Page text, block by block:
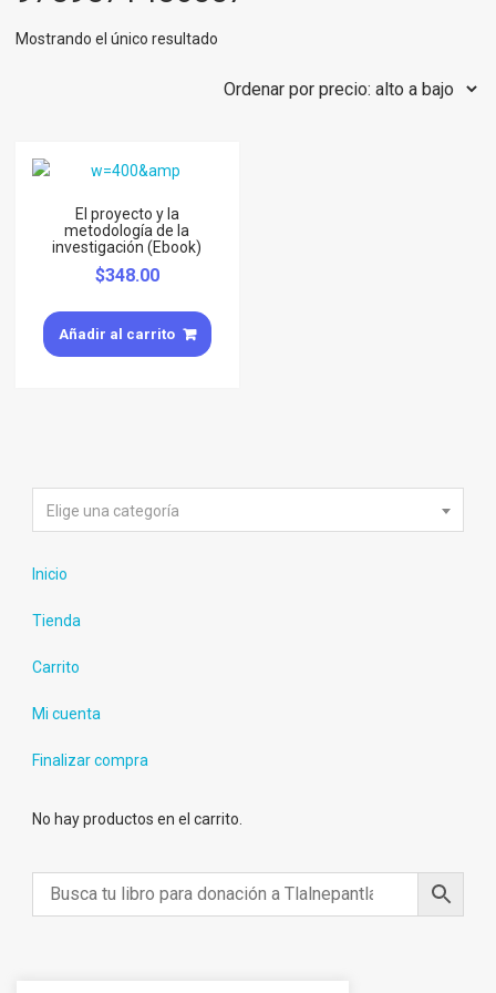
Mostrando el único resultado
El proyecto y la
metodología de la
investigación (Ebook)
$348.00
Añadir al carrito
Elige una categoría
Inicio
Tienda
Carrito
Mi cuenta
Finalizar compra
No hay productos en el carrito.